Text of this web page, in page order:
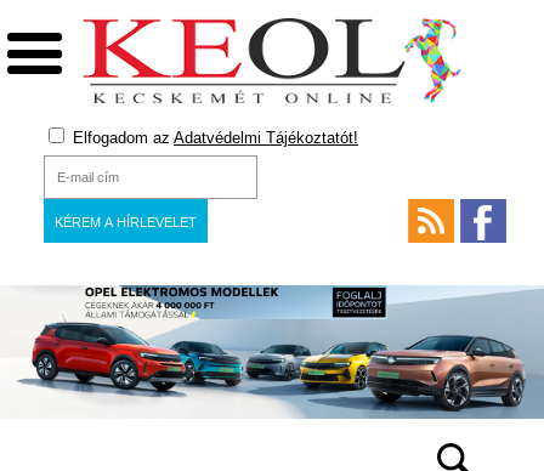
Elfogadom az Adatvédelmi Tájékoztatót!